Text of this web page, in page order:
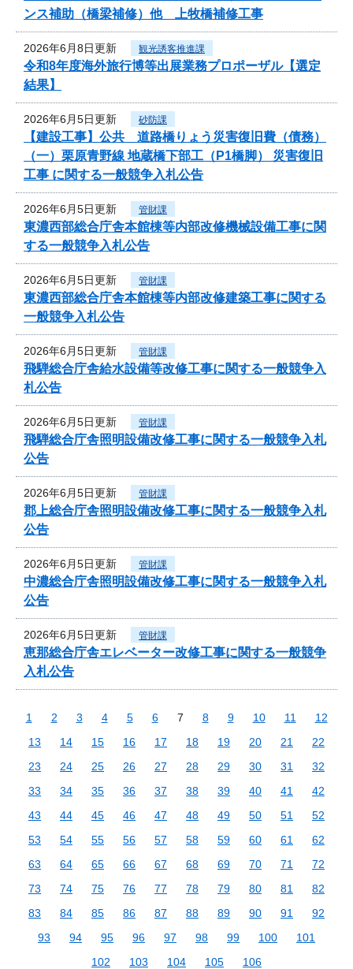
ンス補助（橋梁補修）他 上牧橋補修工事
2026年6月8日更新 観光誘客推進課
令和8年度海外旅行博等出展業務プロポーザル【選定
結果】
2026年6月5日更新 砂防課
【建設工事】公共 道路橋りょう災害復旧費（債務）
（一）栗原青野線 地蔵橋下部工（P1橋脚） 災害復旧
工事 に関する一般競争入札公告
2026年6月5日更新 管財課
東濃西部総合庁舎本館棟等内部改修機械設備工事に関
する一般競争入札公告
2026年6月5日更新 管財課
東濃西部総合庁舎本館棟等内部改修建築工事に関する
一般競争入札公告
2026年6月5日更新 管財課
飛騨総合庁舎給水設備等改修工事に関する一般競争入
札公告
2026年6月5日更新 管財課
飛騨総合庁舎照明設備改修工事に関する一般競争入札
公告
2026年6月5日更新 管財課
郡上総合庁舎照明設備改修工事に関する一般競争入札
公告
2026年6月5日更新 管財課
中濃総合庁舎照明設備改修工事に関する一般競争入札
公告
2026年6月5日更新 管財課
恵那総合庁舎エレベーター改修工事に関する一般競争
入札公告
1 2 3 4 5 6 7 8 9 10 11
12
13
14 15 16 17 18 19 20 21
22
23
24 25 26 27 28 29 30 31
32
33
34 35 36 37 38 39 40 41
42
43
44 45 46 47 48 49 50 51
52
53
54 55 56 57 58 59 60 61
62
63
64 65 66 67 68 69 70 71
72
73
74 75 76 77 78 79 80 81
82
83
84 85 86 87 88 89 90 91
92
93
94 95 96 97 98 99 100
101
102
103 104 105 106